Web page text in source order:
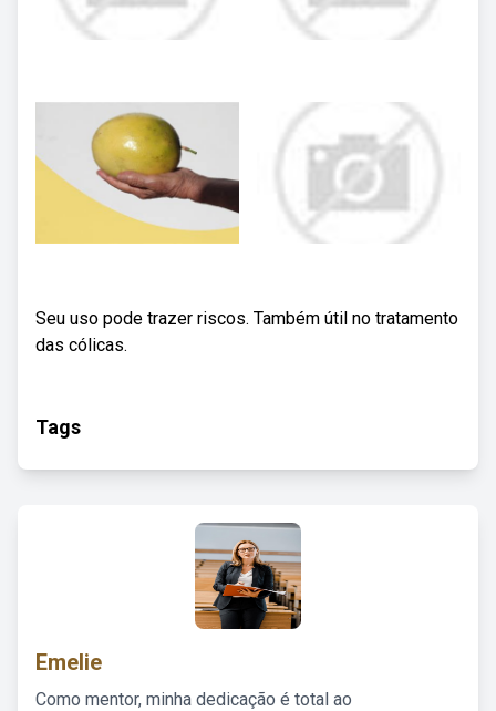
Seu uso pode trazer riscos. Também útil no tratamento
das cólicas.
Tags
Emelie
Como mentor, minha dedicação é total ao